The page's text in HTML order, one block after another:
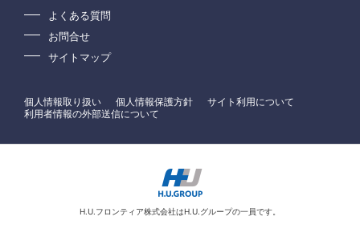
よくある質問
お問合せ
サイトマップ
個人情報取り扱い 個人情報保護方針
サイト利用について
利用者情報の外部送信について
H.U.フロンティア株式会社はH.U.グループの一員です。